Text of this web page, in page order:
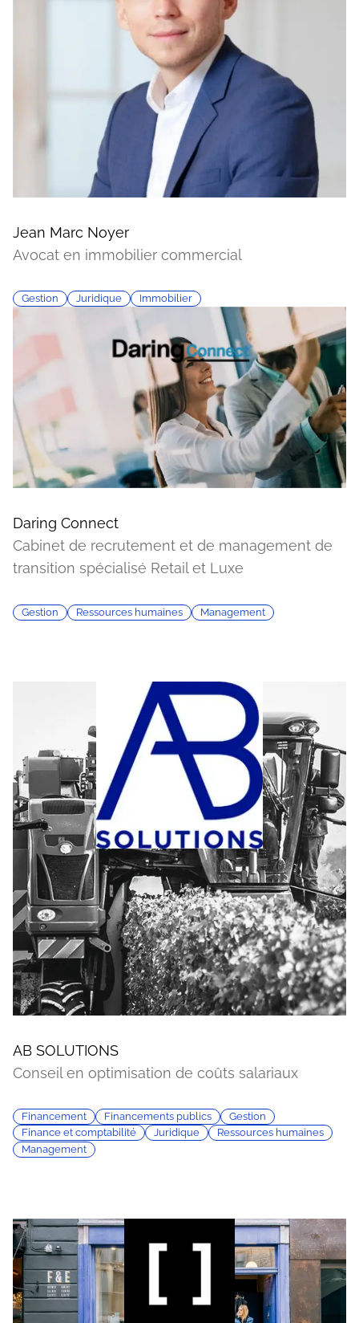
Jean Marc Noyer
Avocat en immobilier commercial
Gestion Juridique Immobilier
Daring Connect
Cabinet de recrutement et de management de
transition spécialisé Retail et Luxe
Gestion Ressources humaines Management
AB SOLUTIONS
Conseil en optimisation de coûts salariaux
Financement Financements publics
Gestion
Finance et comptabilité
Juridique
Ressources humaines
Management